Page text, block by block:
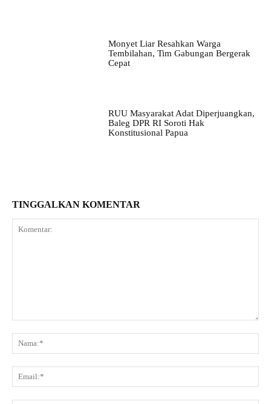
Monyet Liar Resahkan Warga
Tembilahan, Tim Gabungan Bergerak
Cepat
RUU Masyarakat Adat Diperjuangkan,
Baleg DPR RI Soroti Hak
Konstitusional Papua
TINGGALKAN KOMENTAR